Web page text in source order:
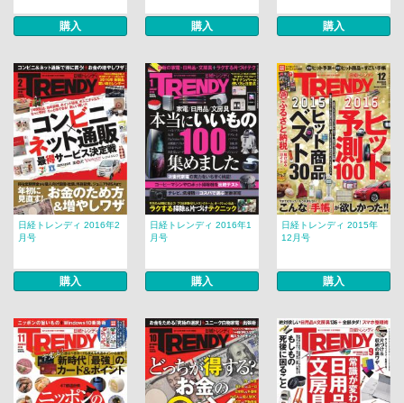
購入 購入 購入
日経トレンディ 2016年2
月号
購入
日経トレンディ 2016年1
月号
購入
日経トレンディ 2015年
12月号
購入